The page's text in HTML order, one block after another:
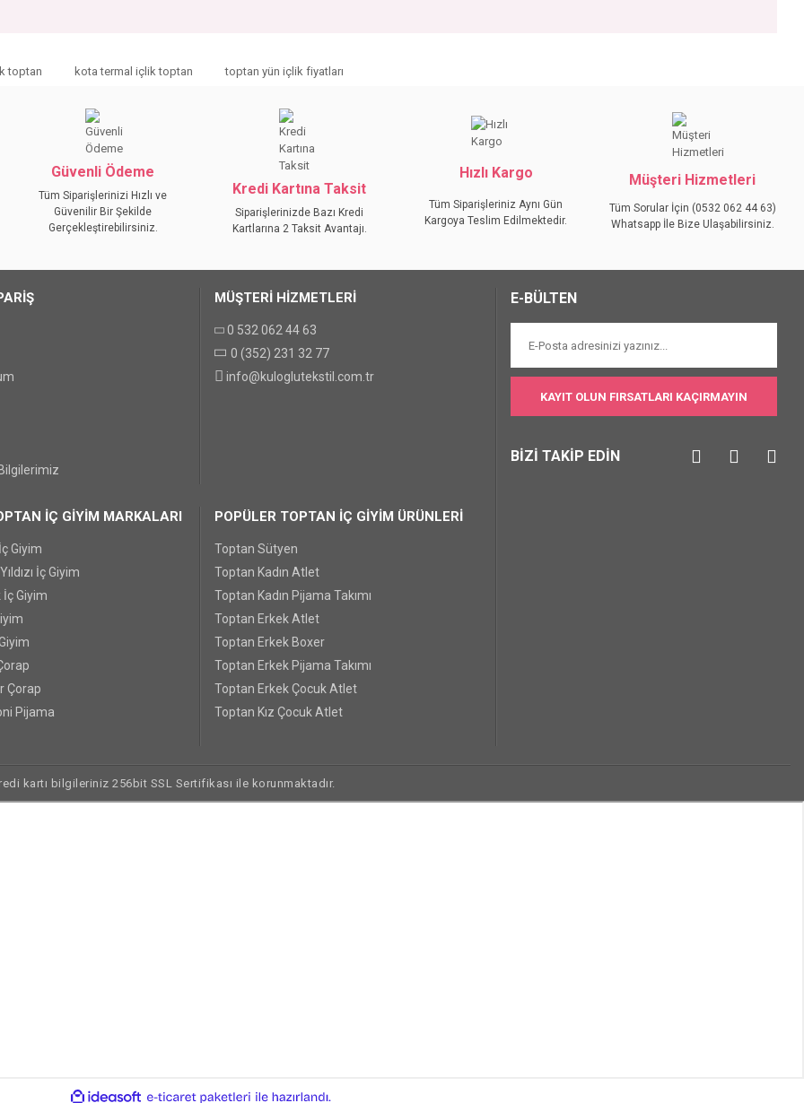
toptan kota termal içlik toptan toptan yün içlik fiyatları
Güvenli Ödeme
Tüm Siparişlerinizi Hızlı ve
Güvenilir Bir Şekilde
Gerçekleştirebilirsiniz.
Kredi Kartına Taksit
Siparişlerinizde Bazı Kredi
Kartlarına 2 Taksit Avantajı.
Hızlı Kargo
Tüm Siparişleriniz Aynı Gün
Kargoya Teslim Edilmektedir.
Müşteri Hizmetleri
Tüm Sorular İçin (0532 062 44 63)
Whatsapp İle Bize Ulaşabilirsiniz.
MÜŞTERİ HİZMETLERİ
0 532 062 44 63
0 (352) 231 32 77
info@kuloglutekstil.com.tr
İÇ GİYİM MARKALARI
Giyim
İç Giyim
Giyim
Çorap
Pijama
POPÜLER TOPTAN İÇ GİYİM ÜRÜNLERİ
Toptan Sütyen
Toptan Kadın Atlet
Toptan Kadın Pijama Takımı
Toptan Erkek Atlet
Toptan Erkek Boxer
Toptan Erkek Pijama Takımı
Toptan Erkek Çocuk Atlet
Toptan Kız Çocuk Atlet
E-BÜLTEN
KAYIT OLUN FIRSATLARI KAÇIRMAYIN
BİZİ TAKİP EDİN
kartı bilgileriniz 256bit SSL Sertifikası ile korunmaktadır.
ideasoft e-